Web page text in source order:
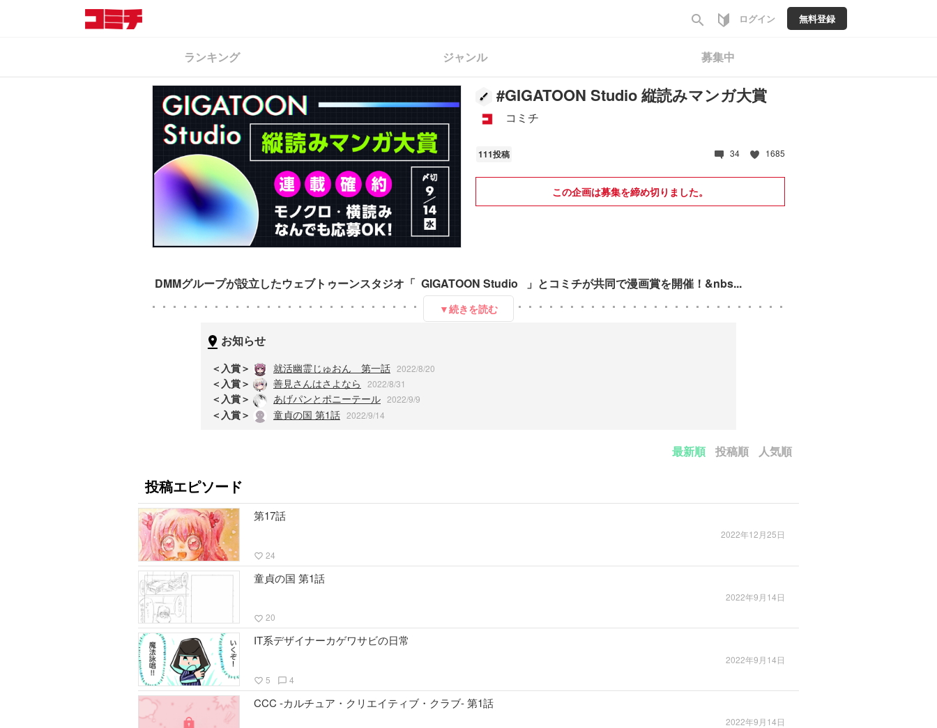
search ログイン 無料登録
ランキング ジャンル 募集中
#GIGATOON Studio 縦読みマンガ大賞
コミチ
111投稿 34 1685
この企画は募集を締め切りました。
DMMグループが設立したウェブトゥーンスタジオ「 GIGATOON Studio 」とコミチが共同で漫画賞を開催！&nbs...
▼続きを読む
お知らせ
＜入賞＞ 就活幽霊じゅおん 第一話 2022/8/20
＜入賞＞ 善見さんはさよなら 2022/8/31
＜入賞＞ あげパンとポニーテール 2022/9/9
＜入賞＞ 童貞の国 第1話 2022/9/14
最新順 投稿順 人気順
投稿エピソード
第17話
2022年12月25日
favorite_border 24
童貞の国 第1話
2022年9月14日
favorite_border 20
IT系デザイナーカゲワサビの日常
2022年9月14日
favorite_border 5 chat_bubble_outline 4
CCC -カルチュア・クリエイティブ・クラブ- 第1話
2022年9月14日